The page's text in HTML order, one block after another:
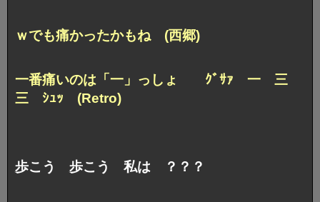
ｗでも痛かったかもね (西郷)
一番痛いのは「一」っしょ ｸﾞｻｧ 一 三
三 ｼｭｯ (Retro)
歩こう 歩こう 私は ？？？